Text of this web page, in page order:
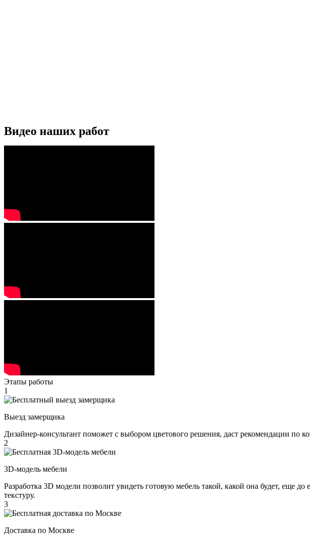
Видео наших работ
Этапы работы
1
Выезд замерщика
Дизайнер-консультант поможет с выбором цветового решения, даст рекомендации
2
3D-модель мебели
Разработка 3D модели позволит увидеть готовую мебель такой, какой она будет, еще
текстуру.
3
Доставка по Москве